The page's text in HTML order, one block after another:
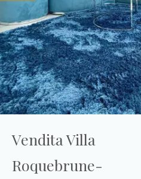
Vendita Villa
Roquebrune-